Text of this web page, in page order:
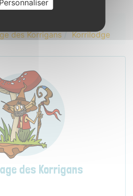
des Korrigans
Korrilodge
des Korrigans
Personnaliser